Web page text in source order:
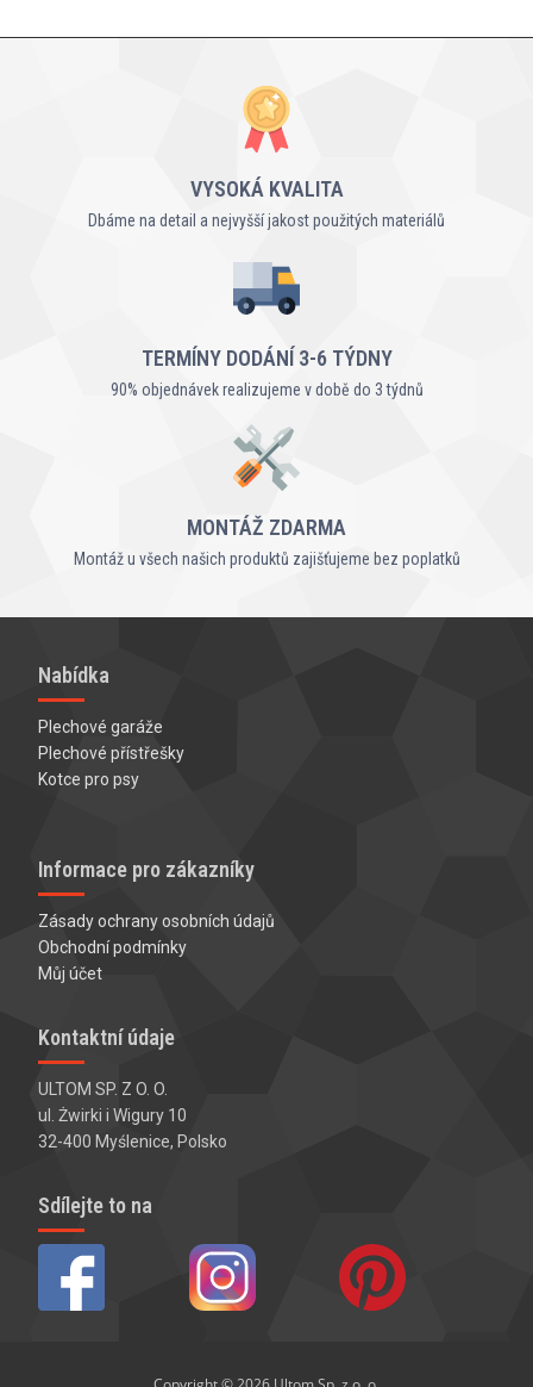
VYSOKÁ KVALITA
Dbáme na detail a nejvyšší jakost použitých materiálů
TERMÍNY DODÁNÍ 3-6 TÝDNY
90% objednávek realizujeme v době do 3 týdnů
MONTÁŽ ZDARMA
Montáž u všech našich produktů zajišťujeme bez poplatků
Nabídka
Plechové garáže
Plechové přístřešky
Kotce pro psy
Informace pro zákazníky
Zásady ochrany osobních údajů
Obchodní podmínky
Můj účet
Kontaktní údaje
ULTOM SP. Z O. O.
ul. Żwirki i Wigury 10
32-400 Myślenice, Polsko
Sdílejte to na